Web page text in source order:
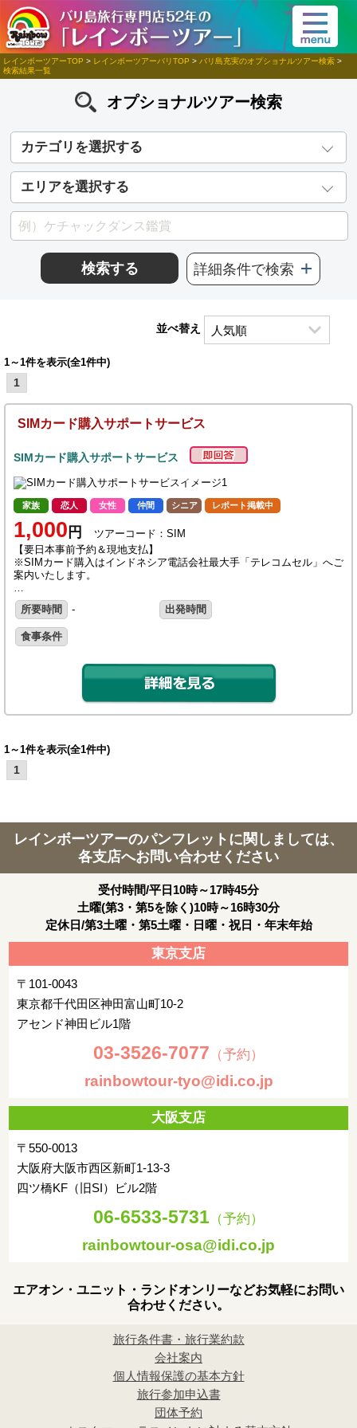
レインボーツアーTOP > レインボーツアーバリTOP > バリ島充実のオプショナルツアー検索 >
検索結果一覧
オプショナルツアー検索
カテゴリを選択する
エリアを選択する
検索する 詳細条件で検索
並べ替え
1～1件を表示(全1件中)
1
SIMカード購入サポートサービス
SIMカード購入サポートサービス
家族 恋人 女性 仲間 シニア レポート掲載中
1,000 円
ツアーコード：SIM
【要日本事前予約＆現地支払】
※SIMカード購入はインドネシア電話会社最大手「テレコムセル」へご
案内いたします。
所要時間
- 出発時間
食事条件
1～1件を表示(全1件中)
1
レインボーツアーのパンフレットに関しましては、
各支店へお問い合わせください
受付時間/平日10時～17時45分
土曜(第3・第5を除く)10時～16時30分
定休日/第3土曜・第5土曜・日曜・祝日・年末年始
東京支店
〒101-0043
東京都千代田区神田富山町10-2
アセンド神田ビル1階
03-3526-7077 （予約）
rainbowtour-tyo@idi.co.jp
大阪支店
〒550-0013
大阪府大阪市西区新町1-13-3
四ツ橋KF（旧SI）ビル2階
06-6533-5731 （予約）
rainbowtour-osa@idi.co.jp
エアオン・ユニット・ランドオンリーなどお気軽にお問い
合わせください。
旅行条件書・旅行業約款
会社案内
個人情報保護の基本方針
旅行参加申込書
団体予約